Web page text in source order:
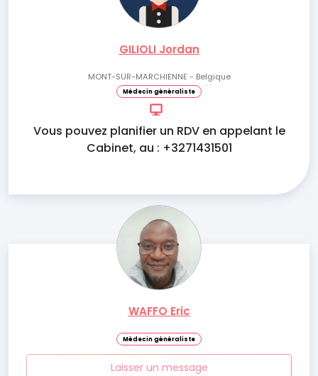
GILIOLI Jordan
MONT-SUR-MARCHIENNE - Belgique
Médecin généraliste
Vous pouvez planifier un RDV en appelant le
Cabinet, au : +3271431501
WAFFO Eric
Médecin généraliste
Laisser un message